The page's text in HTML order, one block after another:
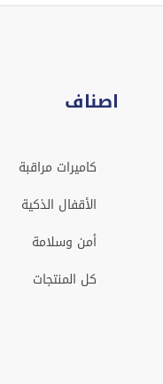
اصناف
كاميرات مراقبة
الأقفال الذكية
أمن وسلامة
كل المنتجات